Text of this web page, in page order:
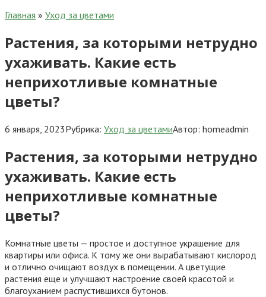
Главная » Уход за цветами
Растения, за которыми нетрудно
ухаживать. Какие есть
неприхотливые комнатные
цветы?
6 января, 2023Рубрика: Уход за цветамиАвтор: homeadmin
Растения, за которыми нетрудно
ухаживать. Какие есть
неприхотливые комнатные
цветы?
Комнатные цветы — простое и доступное украшение для
квартиры или офиса. К тому же они вырабатывают кислород
и отлично очищают воздух в помещении. А цветущие
растения еще и улучшают настроение своей красотой и
благоуханием распустившихся бутонов.